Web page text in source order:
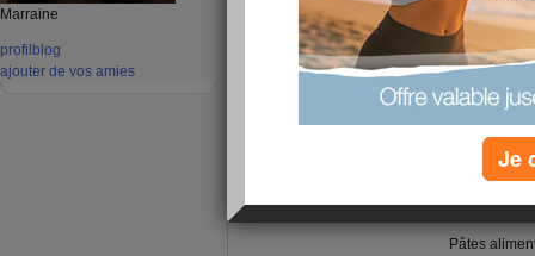
Marraine
profil blog
ajouter de vos amies
Je vais acheté Zumba
Les aminautes, je vous dit
lire. Bisous, bisous.
Lait demi-
Pâtes
Je